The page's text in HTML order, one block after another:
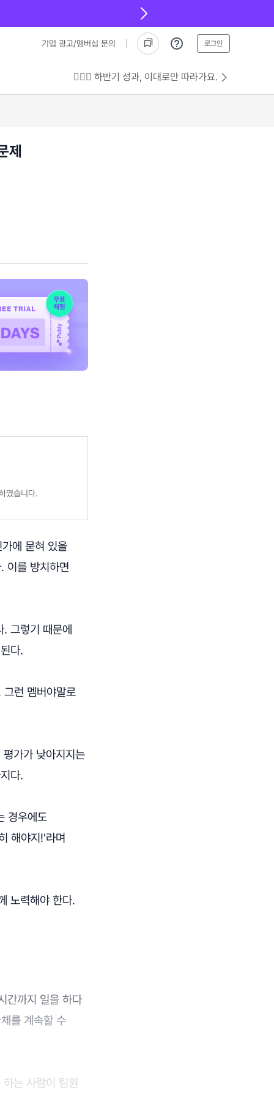
기업 광고/멤버십 문의 로그인
💁🏻‍♂️ 하반기 성과, 이대로만 따라가요.
제
였습니다.
에 묻혀 있을
이를 방치하면
그렇기 때문에
다.
그런 멤버야말로
가가 낮아지지는
다.
경우에도
해야지!'라며
노력해야 한다.
간까지 일을 하다
를 계속할 수
는 사람이 팀원